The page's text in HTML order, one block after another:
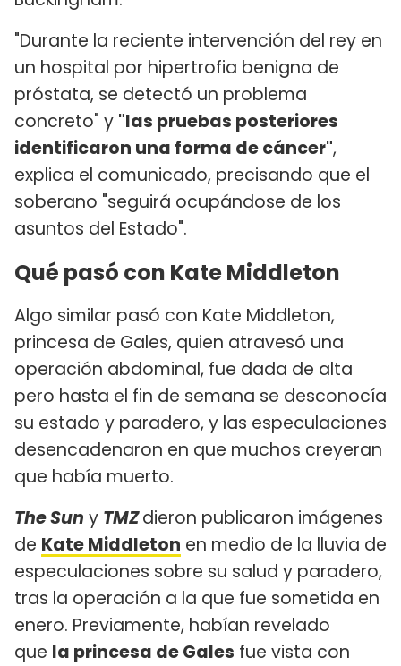
"Durante la reciente intervención del rey en
un hospital por hipertrofia benigna de
próstata, se detectó un problema
concreto" y "las pruebas posteriores
identificaron una forma de cáncer",
explica el comunicado, precisando que el
soberano "seguirá ocupándose de los
asuntos del Estado".
Qué pasó con Kate Middleton
Algo similar pasó con Kate Middleton,
princesa de Gales, quien atravesó una
operación abdominal, fue dada de alta
pero hasta el fin de semana se desconocía
su estado y paradero, y las especulaciones
desencadenaron en que muchos creyeran
que había muerto.
The Sun y TMZdieron publicaron imágenes
de Kate Middleton en medio de la lluvia de
especulaciones sobre su salud y paradero,
tras la operación a la que fue sometida en
enero. Previamente, habían revelado
que la princesa de Gales fue vista con